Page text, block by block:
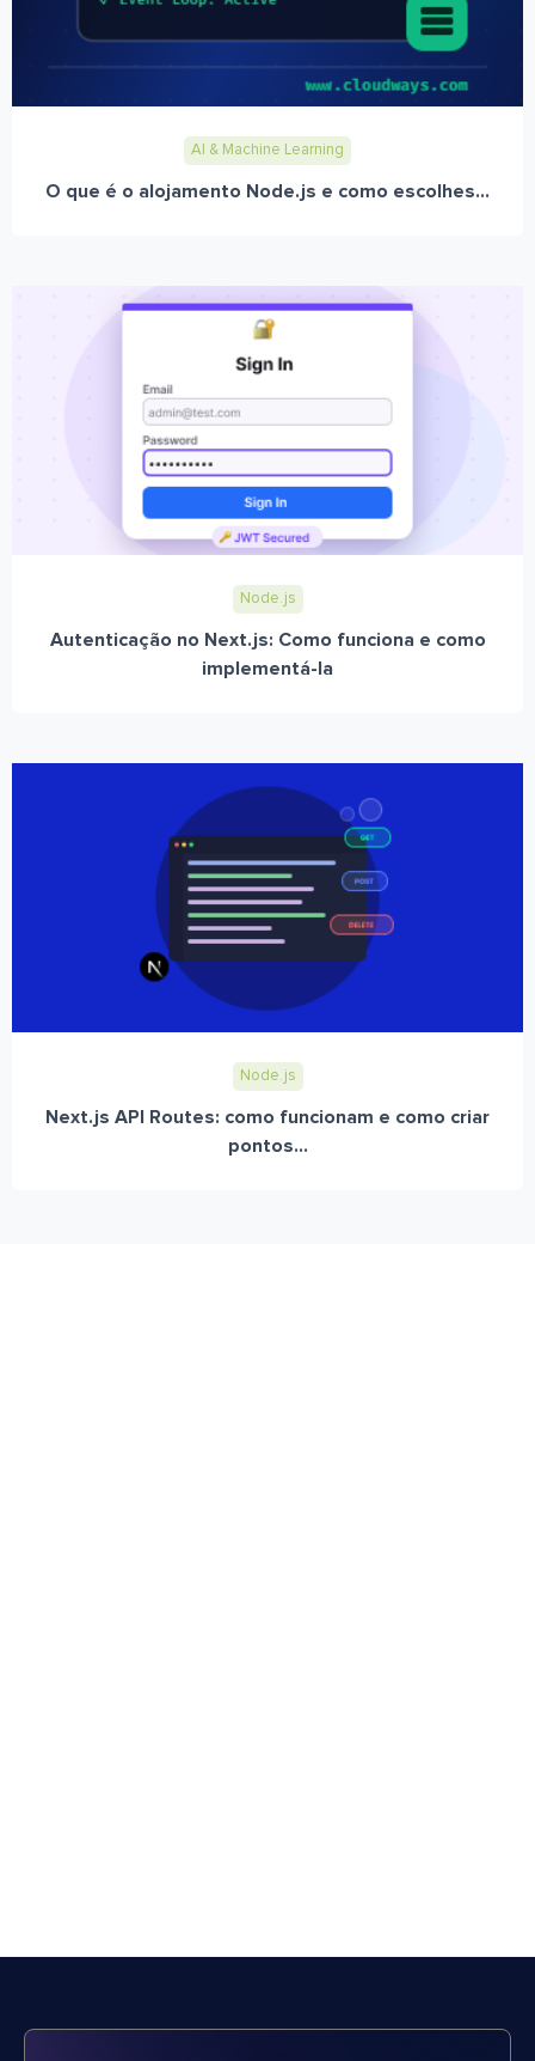
AI & Machine Learning
O que é o alojamento Node.js e como escolhes...
Node.js
Autenticação no Next.js: Como funciona e como
implementá-la
Node.js
Next.js API Routes: como funcionam e como criar
pontos...